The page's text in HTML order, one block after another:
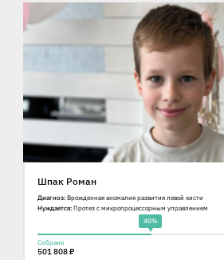
Шпак Роман
Диагноз: Врожденная аномалия развития левой кисти
Нуждается: Протез с микропроцессорным управлением
40%
Собрано
501 808 ₽